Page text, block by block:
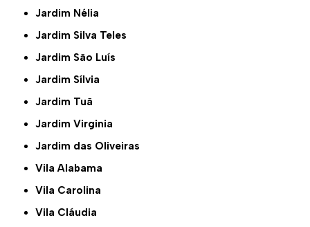
Jardim Nélia
Jardim Silva Teles
Jardim São Luís
Jardim Sílvia
Jardim Tuã
Jardim Virginia
Jardim das Oliveiras
Vila Alabama
Vila Carolina
Vila Cláudia